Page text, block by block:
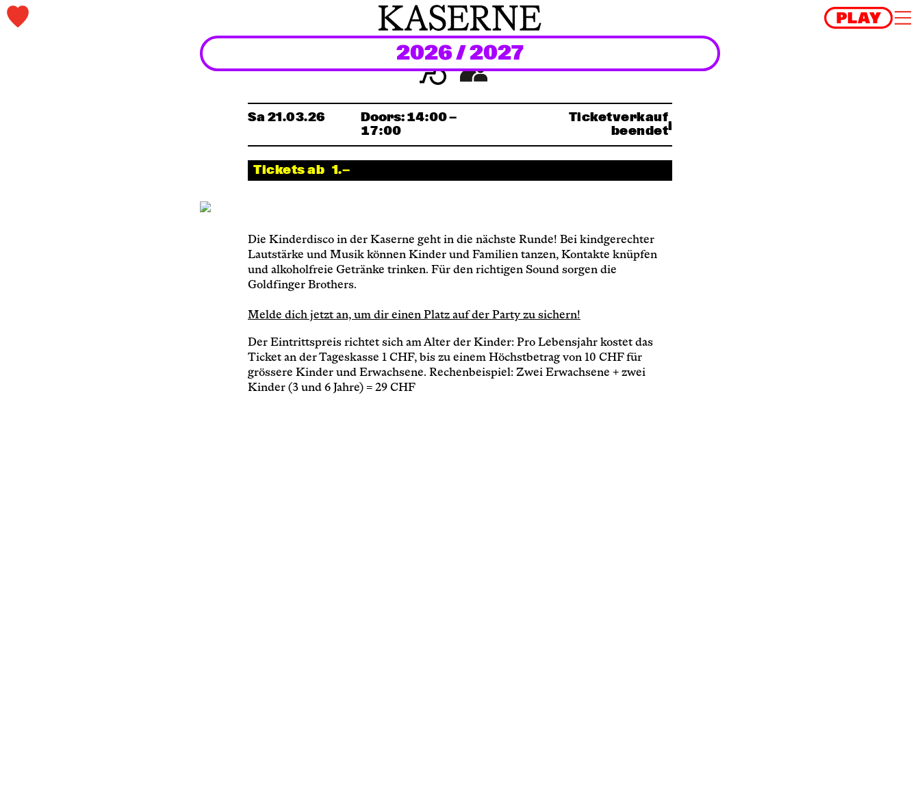
Newsletter
KaBar/ZischBar
Über uns
Mitmachen
Service
Archiv
2026 / 2027
Sa 21.03.26 Doors:14:00—
17:00
Ticketverkauf
beendet
Tickets ab 1.—
Die Kinderdisco in der Kaserne geht in die nächste Runde! Bei kindgerechter
Lautstärke und Musik können Kinder und Familien tanzen, Kontakte knüpfen
und alkoholfreie Getränke trinken. Für den richtigen Sound sorgen die
Goldfinger Brothers.
Melde dich jetzt an, um dir einen Platz auf der Party zu sichern!
Der Eintrittspreis richtet sich am Alter der Kinder: Pro Lebensjahr kostet das
Ticket an der Tageskasse 1 CHF, bis zu einem Höchstbetrag von 10 CHF für
grössere Kinder und Erwachsene. Rechenbeispiel: Zwei Erwachsene + zwei
Kinder (3 und 6 Jahre) = 29 CHF